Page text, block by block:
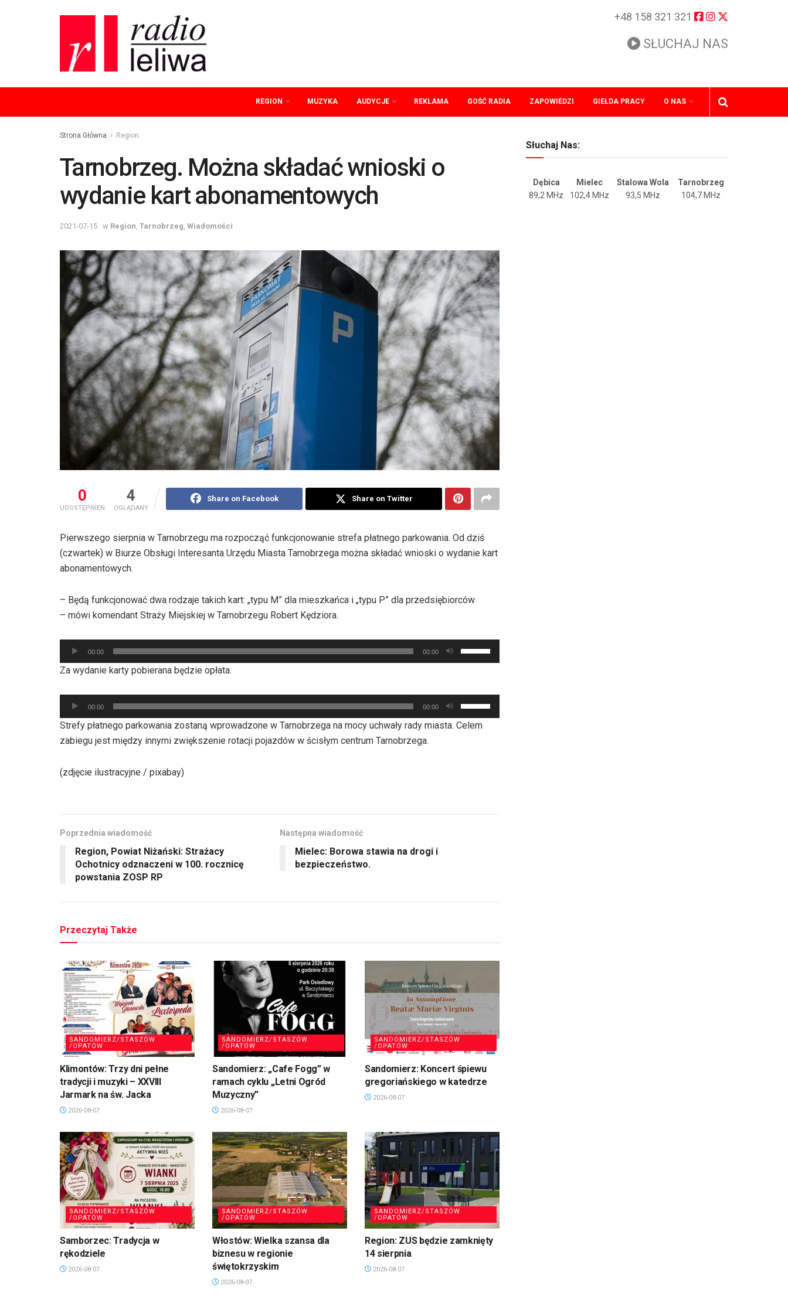
+48 158 321 321
SŁUCHAJ NAS
REGION MUZYKA AUDYCJE REKLAMA GOŚĆ RADIA ZAPOWIEDZI GIEŁDA PRACY O NAS
Strona Główna Region
Tarnobrzeg. Można składać wnioski o
wydanie kart abonamentowych
2021-07-15 w Region Tarnobrzeg Wiadomości
0
UDOSTĘPNIEŃ
4
OGLĄDANY
Share on Facebook Share on Twitter
Pierwszego sierpnia w Tarnobrzegu ma rozpocząć funkcjonowanie strefa płatnego parkowania. Od dziś
(czwartek) w Biurze Obsługi Interesanta Urzędu Miasta Tarnobrzega można składać wnioski o wydanie kart
abonamentowych.
– Będą funkcjonować dwa rodzaje takich kart: „typu M” dla mieszkańca i „typu P” dla przedsiębiorców
– mówi komendant Straży Miejskiej w Tarnobrzegu Robert Kędziora.
Odtwarzacz
plików
dźwiękowych
00:00 00:00
strzałek
oraz
do
Za wydanie karty pobierana będzie opłata.
Odtwarzacz
plików
dźwiękowych
00:00 00:00
strzałek
do
Strefy płatnego parkowania zostaną wprowadzone w Tarnobrzega na mocy uchwały rady miasta. Celem
zabiegu jest między innymi zwiększenie rotacji pojazdów w ścisłym centrum Tarnobrzega.
(zdjęcie ilustracyjne / pixabay)
Poprzednia wiadomość
Region, Powiat Niżański: Strażacy
Ochotnicy odznaczeni w 100. rocznicę
powstania ZOSP RP
Następna wiadomość
Mielec: Borowa stawia na drogi i
bezpieczeństwo.
Przeczytaj Także
SANDOMIERZ/STASZÓW
/OPATÓW
Klimontów: Trzy dni pełne
tradycji i muzyki – XXVIII
Jarmark na św. Jacka
2026-08-07
SANDOMIERZ/STASZÓW
/OPATÓW
Sandomierz: „Cafe Fogg” w
ramach cyklu „Letni Ogród
Muzyczny”
2026-08-07
SANDOMIERZ/STASZÓW
/OPATÓW
Sandomierz: Koncert śpiewu
gregoriańskiego w katedrze
2026-08-07
SANDOMIERZ/STASZÓW
/OPATÓW
Samborzec: Tradycja w
rękodziele
2026-08-07
SANDOMIERZ/STASZÓW
/OPATÓW
Włostów: Wielka szansa dla
biznesu w regionie
świętokrzyskim
2026-08-07
SANDOMIERZ/STASZÓW
/OPATÓW
Region: ZUS będzie zamknięty
14 sierpnia
2026-08-07
Słuchaj Nas:
Dębica Mielec Stalowa Wola
Tarnobrzeg
89,2 MHz
102,4 MHz 93,5 MHz 104,7 MHz